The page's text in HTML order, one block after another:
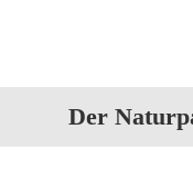
Der